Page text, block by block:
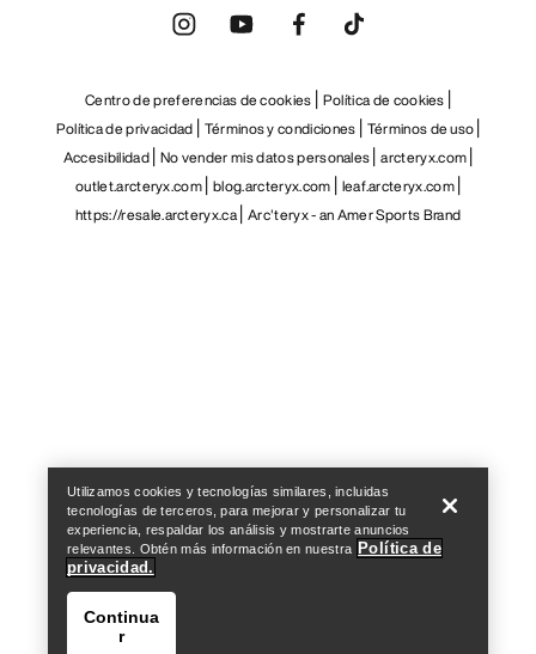
Centro de preferencias de cookies Política de cookies
Política de privacidad Términos y condiciones Términos de uso
Accesibilidad No vender mis datos personales arcteryx.com
outlet.arcteryx.com blog.arcteryx.com leaf.arcteryx.com
https://resale.arcteryx.ca Arc'teryx - an Amer Sports Brand
Utilizamos cookies y tecnologías similares, incluidas
tecnologías de terceros, para mejorar y personalizar tu
experiencia, respaldar los análisis y mostrarte anuncios
relevantes. Obtén más información en nuestra Política de
privacidad.
Continua
r